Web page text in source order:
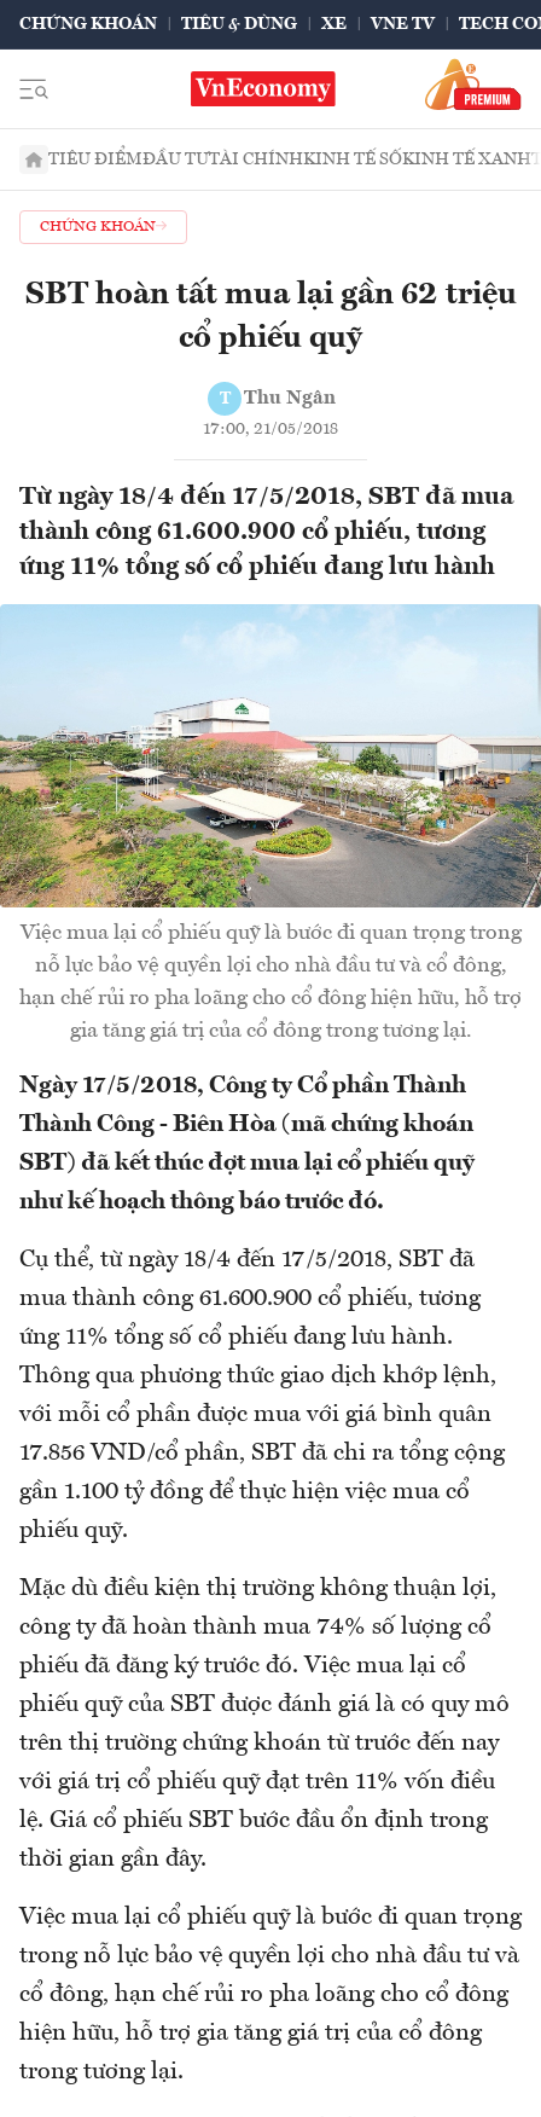
CHỨNG KHOÁN TIÊU & DÙNG XE VNE TV TECH
TIÊU ĐIỂMĐẦU TƯTÀI CHÍNHKINH TẾ SỐKINH TẾ XANH
CHỨNG KHOÁN
SBT hoàn tất mua lại gần 62 triệu
cổ phiếu quỹ
T Thu Ngân
17:00, 21/05/2018
Từ ngày 18/4 đến 17/5/2018, SBT đã mua
thành công 61.600.900 cổ phiếu, tương
ứng 11% tổng số cổ phiếu đang lưu hành
Việc mua lại cổ phiếu quỹ là bước đi quan trọng trong
nỗ lực bảo vệ quyền lợi cho nhà đầu tư và cổ đông,
hạn chế rủi ro pha loãng cho cổ đông hiện hữu, hỗ trợ
gia tăng giá trị của cổ đông trong tương lại.
Ngày 17/5/2018, Công ty Cổ phần Thành
Thành Công - Biên Hòa (mã chứng khoán
SBT) đã kết thúc đợt mua lại cổ phiếu quỹ
như kế hoạch thông báo trước đó.
Cụ thể, từ ngày 18/4 đến 17/5/2018, SBT đã
mua thành công 61.600.900 cổ phiếu, tương
ứng 11% tổng số cổ phiếu đang lưu hành.
Thông qua phương thức giao dịch khớp lệnh,
với mỗi cổ phần được mua với giá bình quân
17.856 VND/cổ phần, SBT đã chi ra tổng cộng
gần 1.100 tỷ đồng để thực hiện việc mua cổ
phiếu quỹ.
Mặc dù điều kiện thị trường không thuận lợi,
công ty đã hoàn thành mua 74% số lượng cổ
phiếu đã đăng ký trước đó. Việc mua lại cổ
phiếu quỹ của SBT được đánh giá là có quy mô
trên thị trường chứng khoán từ trước đến nay
với giá trị cổ phiếu quỹ đạt trên 11% vốn điều
lệ. Giá cổ phiếu SBT bước đầu ổn định trong
thời gian gần đây.
Việc mua lại cổ phiếu quỹ là bước đi quan trọng
trong nỗ lực bảo vệ quyền lợi cho nhà đầu tư và
cổ đông, hạn chế rủi ro pha loãng cho cổ đông
hiện hữu, hỗ trợ gia tăng giá trị của cổ đông
trong tương lại.